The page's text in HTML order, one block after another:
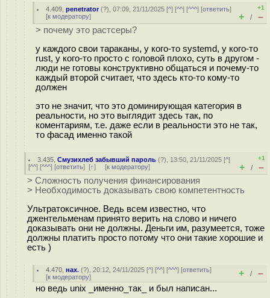
4.409 ,penetrator(?), 07:09, 21/11/2025 [^] [^^] [^^^] [ответить]
[к модератору]
+1
+ / –
> почему это растсеры?
у каждого свои тараканы, у кого-то systemd, у кого-то
rust, у кого-то просто с головой плохо, суть в другом -
люди не готовы конструктивно общаться и почему-то
каждый второй считает, что здесь кто-то кому-то
должен
это не значит, что это доминирующая категория в
реальности, но это выглядит здесь так, по
коментариям, т.е. даже если в реальности это не так,
то фасад именно такой
3.435 ,Смузихлеб забывший пароль (?), 13:50, 21/11/2025 [^]
[^^] [^^^] [ответить] [↑] [к модератору]
+1
+ / –
> Сложность получения финансирования
> Необходимость доказывать свою компетентность
Ультратоксичное. Ведь всем известно, что
джентельменам принято верить на слово и ничего
доказывать они не должны. Деньги им, разумеется, тоже
должны платить просто потому что они такие хорошие и
есть )
4.470 ,нах. (?), 20:12, 24/11/2025 [^] [^^] [^^^] [ответить]
[к модератору] + / –
но ведь unix _именно_так_ и был написан...